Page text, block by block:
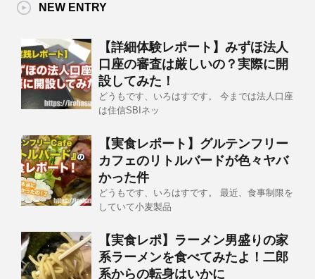
NEW ENTRY
【詳細体験レポート】みずほ法人
口座の審査は厳しいの？実際に開
設してみた！
どうもです、いろはすです。 今までは法人口座
は住信SBIネッ
【実食レポート】グルテンフリー
カフェのリトルバードが色々ヤバ
かった件
どうもです、いろはすです。 最近、食事制限を
していて小麦製品
【実食レポ】ラーメン男盛りの家
系ラーメンを食べてみたよ！二郎
系からの転身はいかに